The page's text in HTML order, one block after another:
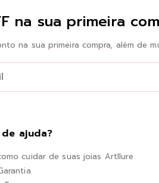
na sua primeira
na sua primeira compra, além de
ajuda?
cuidar de suas joias Artllure